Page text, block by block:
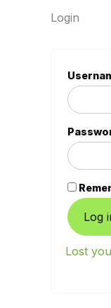
Login
Log
Lost